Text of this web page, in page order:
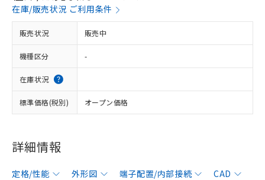
在庫/販売状況 ご利用条件
販売状況 販売中
機種区分 -
在庫状況
標準価格(税別) オープン価格
詳細情報
定格/性能 外形図 端子配置/内部接続
CAD